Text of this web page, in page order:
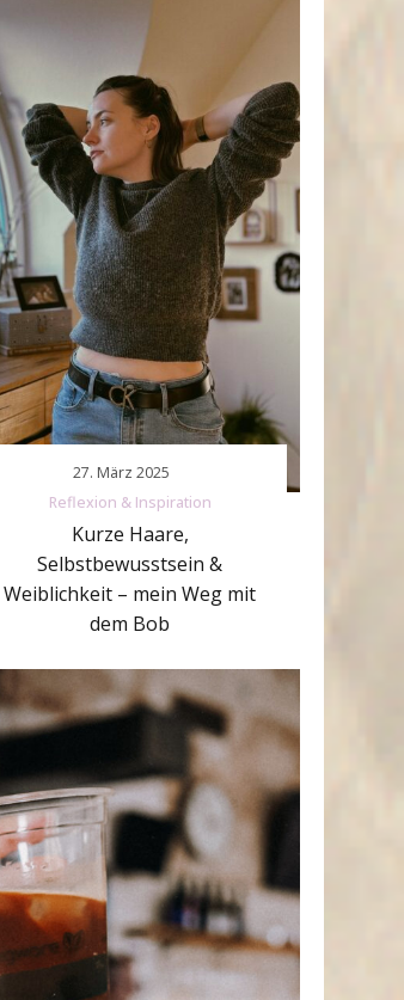
Reflexion & Inspiration
Kurze Haare,
Selbstbewusstsein &
Weiblichkeit – mein Weg mit
dem Bob
27. März 2025